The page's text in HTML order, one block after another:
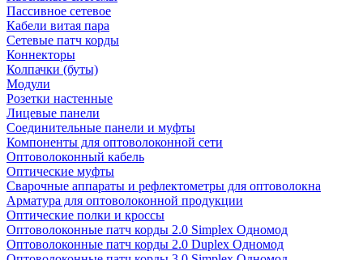
Пассивное сетевое
Кабели витая пара
Сетевые патч корды
Коннекторы
Колпачки (буты)
Модули
Розетки настенные
Лицевые панели
Соединительные панели и муфты
Компоненты для оптоволоконной сети
Оптоволоконный кабель
Оптические муфты
Сварочные аппараты и рефлектометры для оптоволокна
Арматура для оптоволоконной продукции
Оптические полки и кроссы
Оптоволоконные патч корды 2.0 Simplex Одномод
Оптоволоконные патч корды 2.0 Duplex Одномод